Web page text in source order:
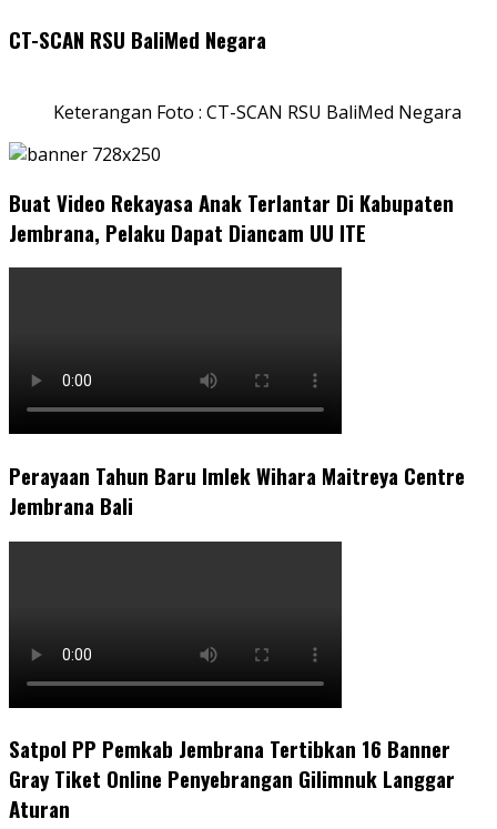
CT-SCAN RSU BaliMed Negara
Keterangan Foto : CT-SCAN RSU BaliMed Negara
Buat Video Rekayasa Anak Terlantar Di Kabupaten
Jembrana, Pelaku Dapat Diancam UU ITE
Perayaan Tahun Baru Imlek Wihara Maitreya Centre
Jembrana Bali
Satpol PP Pemkab Jembrana Tertibkan 16 Banner
Gray Tiket Online Penyebrangan Gilimnuk Langgar
Aturan